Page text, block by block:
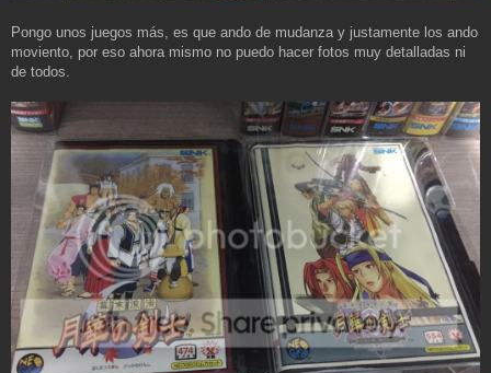
Pongo unos juegos más, es que ando de mudanza y justamente los ando
moviento, por eso ahora mismo no puedo hacer fotos muy detalladas ni
de todos.